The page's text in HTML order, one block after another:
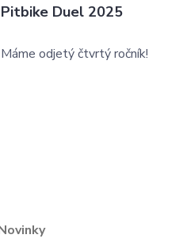
Pitbike Duel 2025
Máme odjetý čtvrtý ročník!